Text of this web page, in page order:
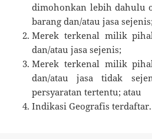
dimohonkan lebih dahulu
barang dan/atau jasa sejenis;
Merek terkenal milik
dan/atau jasa sejenis;
Merek terkenal milik
dan/atau jasa tidak
persyaratan tertentu; atau
Indikasi Geografis terdaftar.